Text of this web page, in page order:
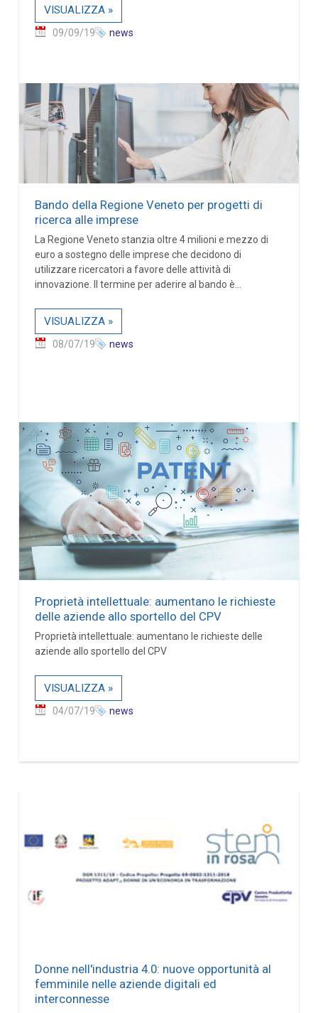
VISUALIZZA »
09/09/19 news
Bando della Regione Veneto per progetti di
ricerca alle imprese
La Regione Veneto stanzia oltre 4 milioni e mezzo di
euro a sostegno delle imprese che decidono di
utilizzare ricercatori a favore delle attività di
innovazione. Il termine per aderire al bando è...
VISUALIZZA »
08/07/19 news
Proprietà intellettuale: aumentano le richieste
delle aziende allo sportello del CPV
Proprietà intellettuale: aumentano le richieste delle
aziende allo sportello del CPV
VISUALIZZA »
04/07/19 news
Donne nell'industria 4.0: nuove opportunità al
femminile nelle aziende digitali ed
interconnesse